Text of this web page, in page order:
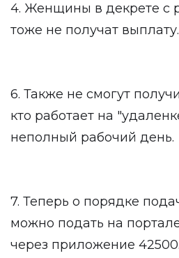
4. Женщины в декрете с
тоже не получат выплату.
6. Также не смогут
кто работает на
неполный рабочий день.
7. Теперь о порядке
можно подать на
через приложение